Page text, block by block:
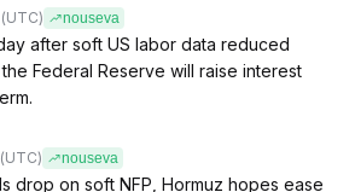
(UTC) nouseva
after soft US labor data reduced
Federal Reserve will raise interest
(UTC) nouseva
drop on soft NFP, Hormuz hopes ease